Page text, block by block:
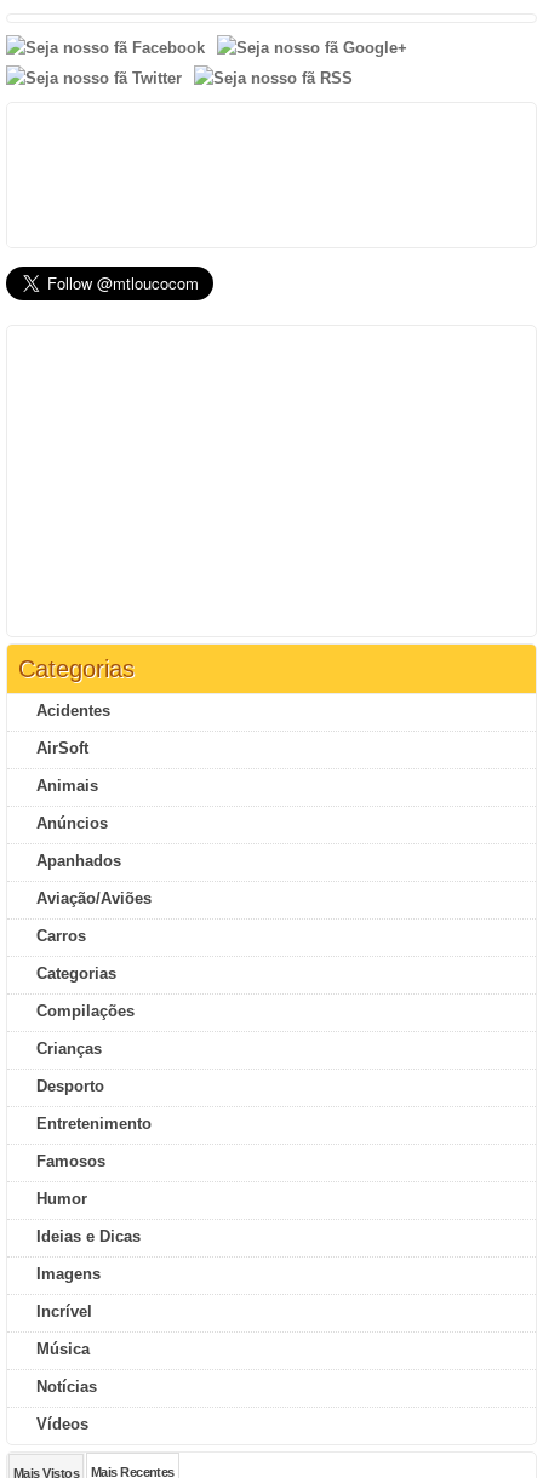
Categorias
Acidentes
AirSoft
Animais
Anúncios
Apanhados
Aviação/Aviões
Carros
Categorias
Compilações
Crianças
Desporto
Entretenimento
Famosos
Humor
Ideias e Dicas
Imagens
Incrível
Música
Notícias
Vídeos
Mais Vistos Mais Recentes